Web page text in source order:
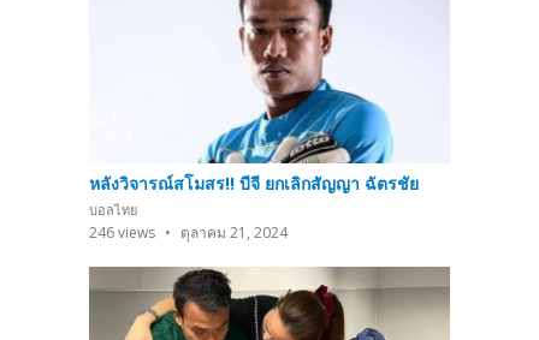
หลังวิจารณ์สโมสร!! บีจี ยกเลิกสัญญา ฉัตรชัย
บอลไทย
246views ตุลาคม 21, 2024